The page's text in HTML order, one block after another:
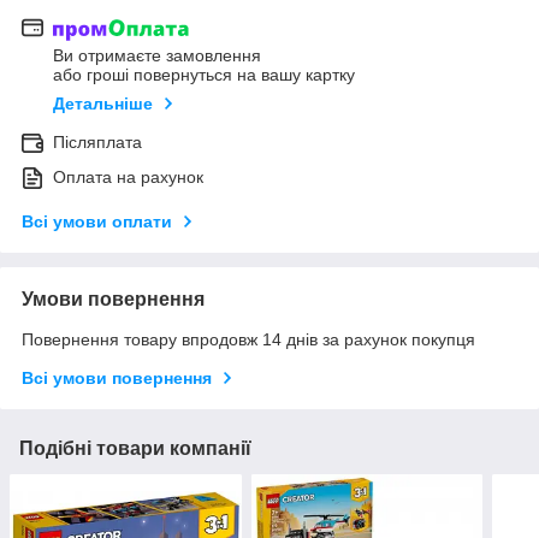
Ви отримаєте замовлення
або гроші повернуться на вашу картку
Детальніше
Післяплата
Оплата на рахунок
Всі умови оплати
Умови повернення
Повернення товару впродовж 14 днів за рахунок покупця
Всі умови повернення
Подібні товари компанії